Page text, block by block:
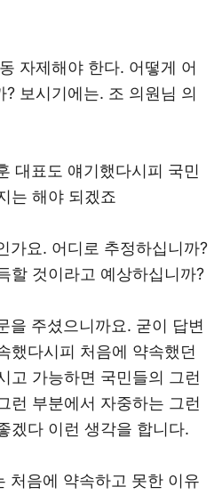
자제해야 한다. 어떻게 어
보시기에는. 조 의원님 의
대표도 얘기했다시피 국민
는 해야 되겠죠
요. 어디로 추정하십니까?
할 것이라고 예상하십니까?
주셨으니까요. 굳이 답변
했다시피 처음에 약속했던
고 가능하면 국민들의 그런
런 부분에서 자중하는 그런
겠다 이런 생각을 합니다.
음에 약속하고 못한 이유